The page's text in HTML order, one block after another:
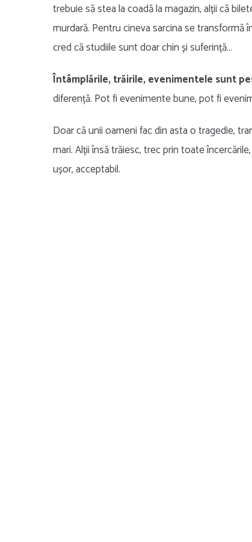
trebuie să stea la coadă la magazin, alții că
murdară. Pentru cineva sarcina se transformă
cred că studiile sunt doar chin și suferință…
Întâmplările, trăirile, evenimentele sunt
diferență. Pot fi evenimente bune, pot fi
Doar că unii oameni fac din asta o tragedie,
mari. Alții însă trăiesc, trec prin toate
ușor, acceptabil.